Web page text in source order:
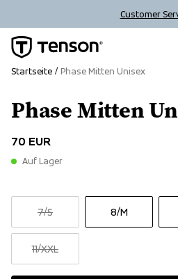
Customer
Phase Mitten
70 EUR
Auf Lager
7/S 8/M
11/XXL
Startseite Phase Mitten Unisex